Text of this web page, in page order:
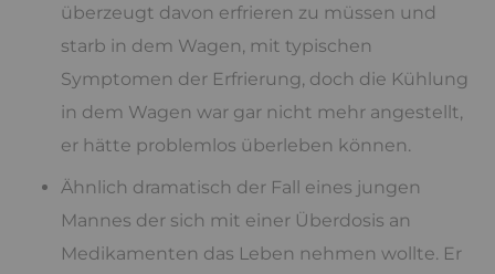
überzeugt davon erfrieren zu müssen und
starb in dem Wagen, mit typischen
Symptomen der Erfrierung, doch die Kühlung
in dem Wagen war gar nicht mehr angestellt,
er hätte problemlos überleben können.
Ähnlich dramatisch der Fall eines jungen
Mannes der sich mit einer Überdosis an
Medikamenten das Leben nehmen wollte. Er